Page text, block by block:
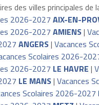
des villes principales de
2026-2027 AIX-EN-
2026-2027 AMIENS|
ANGERS| Vacances
Scolaires 2026-
2026-2027 LE HAVRE |
LE MANS| Vacances
Scolaires 2026-2027